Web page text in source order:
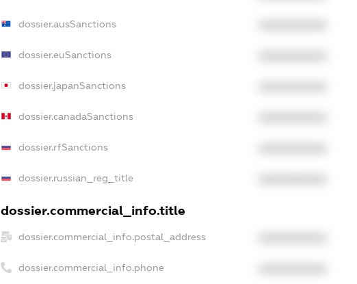
dossier.ausSanctions
dossier.euSanctions
dossier.japanSanctions
dossier.canadaSanctions
dossier.rfSanctions
dossier.russian_reg_title
dossier.commercial_info.title
dossier.commercial_info.postal_address
dossier.commercial_info.phone